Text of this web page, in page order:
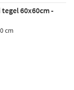
60x60cm -
cm